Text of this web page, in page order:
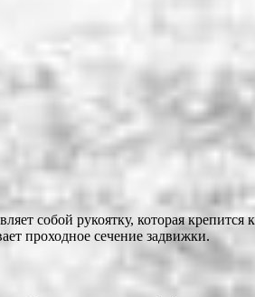
собой рукоятку, которая крепится
проходное сечение задвижки.